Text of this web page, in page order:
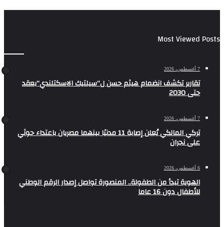
Most Viewed Posts
7 أغسطس، 2026
تقارير تكشف انضمام هيثم حسن ل”سيلتيك الاسكتلندي”بعقد
حتى 2030
7 أغسطس، 2026
تركي المالكي يُعلن إصابة 11 مدنيًا بينهما مصريان باعتداء حوثي
على نجران
6 أغسطس، 2026
الهوية تبدأ من الطفولة.. المنصورة تواصل إصدار الرقم الوطني
للأطفال دون 16 عاما